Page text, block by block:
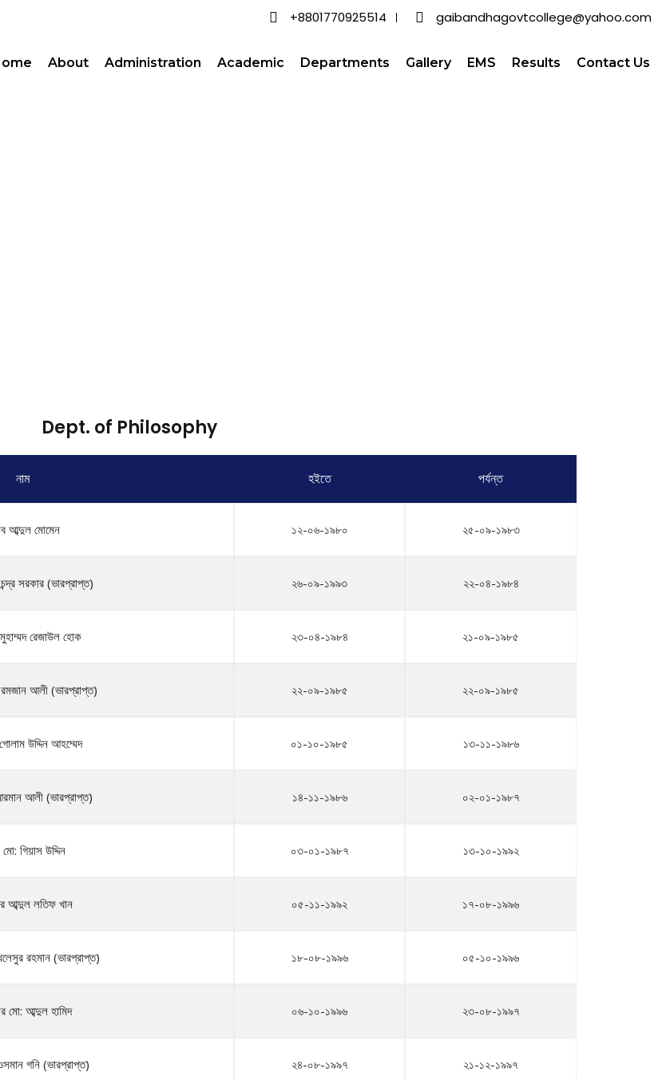
+8801770925514 gaibandhagovtcollege@yahoo.com
About Administration Academic Departments Gallery EMS Results Contact Us
Dept. of Philosophy
নাম হইতে পর্যন্ত
আব্দুল মোমেন ১২-০৬-১৯৮০ ২৫-০৯-১৯৮৩
সরকার (ভারপ্রাপ্ত) ২৬-০৯-১৯৯৩ ২২-০৪-১৯৮৪
রেজাউল হোক ২৩-০৪-১৯৮৪ ২১-০৯-১৯৮৫
রমজান আলী (ভারপ্রাপ্ত) ২২-০৯-১৯৮৫ ২২-০৯-১৯৮৫
উদ্দিন আহম্মেদ ০১-১০-১৯৮৫ ১৩-১১-১৯৮৬
আলী (ভারপ্রাপ্ত) ১৪-১১-১৯৮৬ ০২-০১-১৯৮৭
গিয়াস উদ্দিন ০৩-০১-১৯৮৭ ১৩-১০-১৯৯২
আব্দুল লতিফ খান ০৫-১১-১৯৯২ ১৭-০৮-১৯৯৬
রহমান (ভারপ্রাপ্ত) ১৮-০৮-১৯৯৬ ০৫-১০-১৯৯৬
মো: আব্দুল হামিদ ০৬-১০-১৯৯৬ ২৩-০৮-১৯৯৭
গনি (ভারপ্রাপ্ত) ২৪-০৮-১৯৯৭ ২১-১২-১৯৯৭